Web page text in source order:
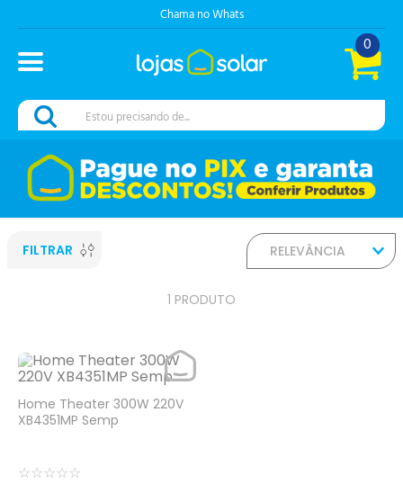
Chama no Whats
0
Estou precisando de...
FILTRAR RELEVÂNCIA
1 PRODUTO
Home Theater 300W 220V
XB4351MP Semp
☆☆☆☆☆